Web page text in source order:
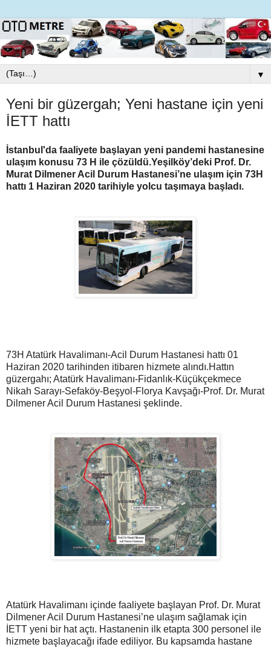
▼
Yeni bir güzergah; Yeni hastane için yeni
İETT hattı
İstanbul'da faaliyete başlayan yeni pandemi hastanesine
ulaşım konusu 73 H ile çözüldü.Yeşilköy’deki Prof. Dr.
Murat Dilmener Acil Durum Hastanesi’ne ulaşım için 73H
hattı 1 Haziran 2020 tarihiyle yolcu taşımaya başladı.
73H Atatürk Havalimanı-Acil Durum Hastanesi hattı 01
Haziran 2020 tarihinden itibaren hizmete alındı.Hattın
güzergahı; Atatürk Havalimanı-Fidanlık-Küçükçekmece
Nikah Sarayı-Sefaköy-Beşyol-Florya Kavşağı-Prof. Dr. Murat
Dilmener Acil Durum Hastanesi şeklinde.
Atatürk Havalimanı içinde faaliyete başlayan Prof. Dr. Murat
Dilmener Acil Durum Hastanesi’ne ulaşım sağlamak için
İETT yeni bir hat açtı. Hastanenin ilk etapta 300 personel ile
hizmete başlayacağı ifade ediliyor. Bu kapsamda hastane